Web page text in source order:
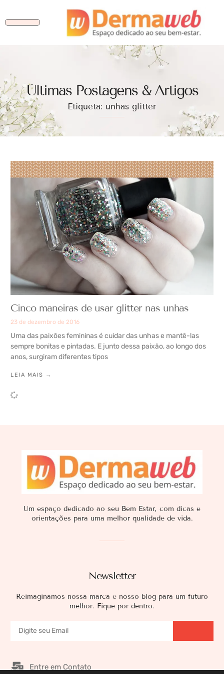
Ùltimas Postagens & Artigos
Etiqueta: unhas glitter
Cinco maneiras de usar glitter nas unhas
23 de dezembro de 2016
Uma das paixões femininas é cuidar das unhas e mantê-las
sempre bonitas e pintadas. E junto dessa paixão, ao longo dos
anos, surgiram diferentes tipos
LEIA MAIS →
Newsletter
Reimaginamos nossa marca e nosso blog para um futuro
melhor. Fique por dentro.
Um espaço dedicado ao seu Bem Estar, com dicas e
orientações para uma melhor qualidade de vida.
Entre em Contato